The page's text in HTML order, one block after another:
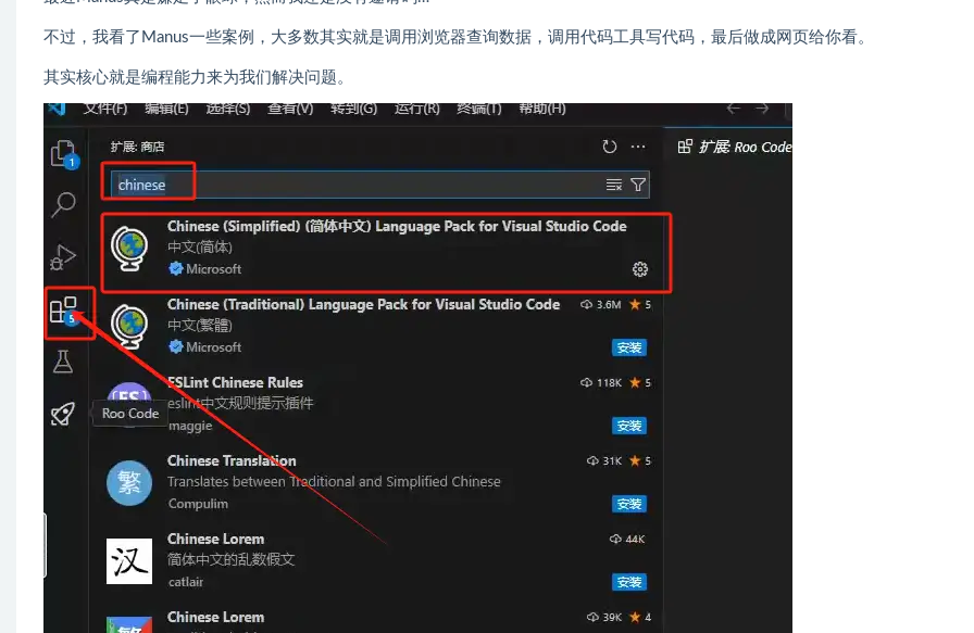
不过，我看了Manus一些案例，大多数其实就是调用浏览器查询数据，调用代码工具写代码，最后做成网页给你看。​
其实核心就是编程能力来为我们解决问题。​